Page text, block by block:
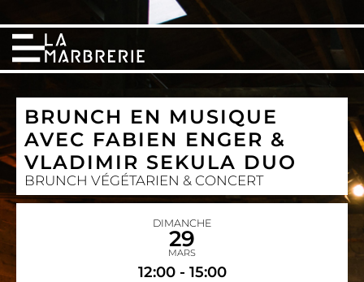
BRUNCH EN MUSIQUE
AVEC FABIEN ENGER &
VLADIMIR SEKULA DUO
BRUNCH VÉGÉTARIEN & CONCERT
DIMANCHE
29
MARS
12:00 - 15:00